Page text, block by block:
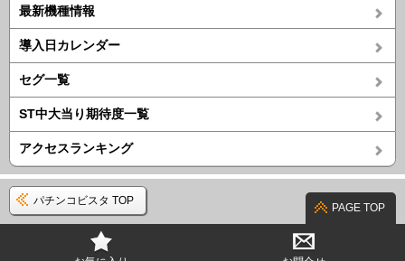
最新機種情報
導入日カレンダー
セグ一覧
ST中大当り期待度一覧
アクセスランキング
パチンコビスタ TOP
PAGE TOP